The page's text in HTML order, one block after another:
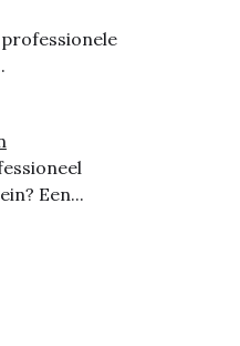
Een...